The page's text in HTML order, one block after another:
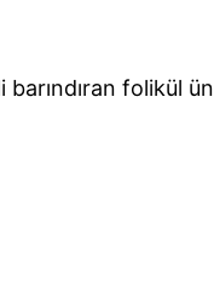
folikül